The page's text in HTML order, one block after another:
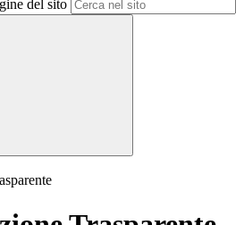
del sito